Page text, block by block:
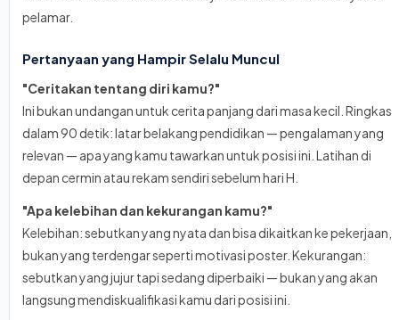
pelamar.
Pertanyaan yang Hampir Selalu Muncul
"Ceritakan tentang diri kamu?"
Ini bukan undangan untuk cerita panjang dari masa kecil. Ringkas
dalam 90 detik: latar belakang pendidikan — pengalaman yang
relevan — apa yang kamu tawarkan untuk posisi ini. Latihan di
depan cermin atau rekam sendiri sebelum hari H.
"Apa kelebihan dan kekurangan kamu?"
Kelebihan: sebutkan yang nyata dan bisa dikaitkan ke pekerjaan,
bukan yang terdengar seperti motivasi poster. Kekurangan:
sebutkan yang jujur tapi sedang diperbaiki — bukan yang akan
langsung mendiskualifikasi kamu dari posisi ini.